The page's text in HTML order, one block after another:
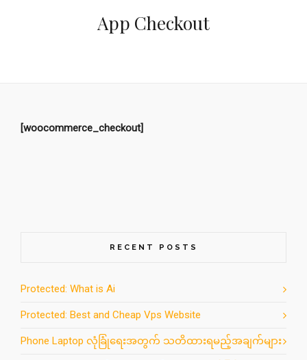
App Checkout
[woocommerce_checkout]
RECENT POSTS
Protected: What is Ai
Protected: Best and Cheap Vps Website
Phone Laptop လုံခြုံရေးအတွက် သတိထားရမည့်အချက်များ